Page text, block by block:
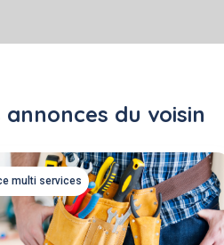
du voisin
multi services